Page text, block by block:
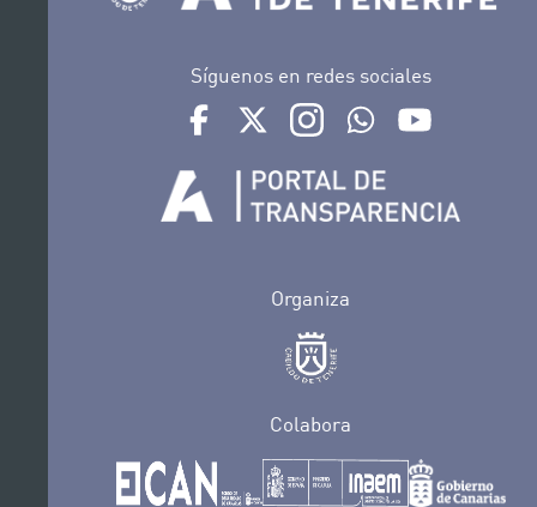
Síguenos en redes sociales
Ir a perfil de Auditorio de Tenerife en
Ir a perfil de Auditorio de Tenerife
Ir a perfil de Auditorio de
Ir al Boletín
Organiza
Colabora